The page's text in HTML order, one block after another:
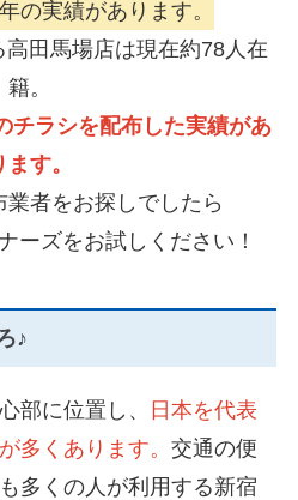
の実績があります。
田馬場店は現在約78人在
籍。
チラシを配布した実績があ
ます。
者をお探しでしたら
ーズをお試しください！
♪
部に位置し、
日本を代表
多くあります。 交通の便
多くの人が利用する新宿